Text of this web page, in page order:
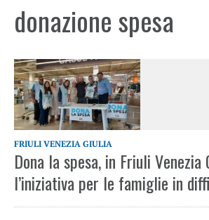
donazione spesa
FRIULI VENEZIA GIULIA
Dona la spesa, in Friuli Venezia
l’iniziativa per le famiglie in